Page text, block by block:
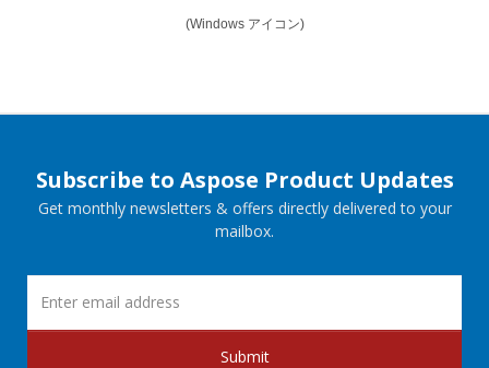
(Windows アイコン)
Subscribe to Aspose Product Updates
Get monthly newsletters & offers directly delivered to your
mailbox.
Submit